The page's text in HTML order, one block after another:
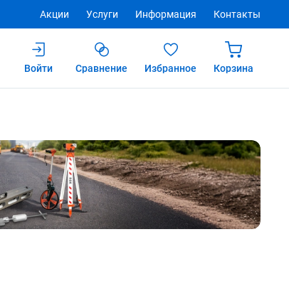
Акции Услуги Информация Контакты
Войти
Сравнение Избранное Корзина